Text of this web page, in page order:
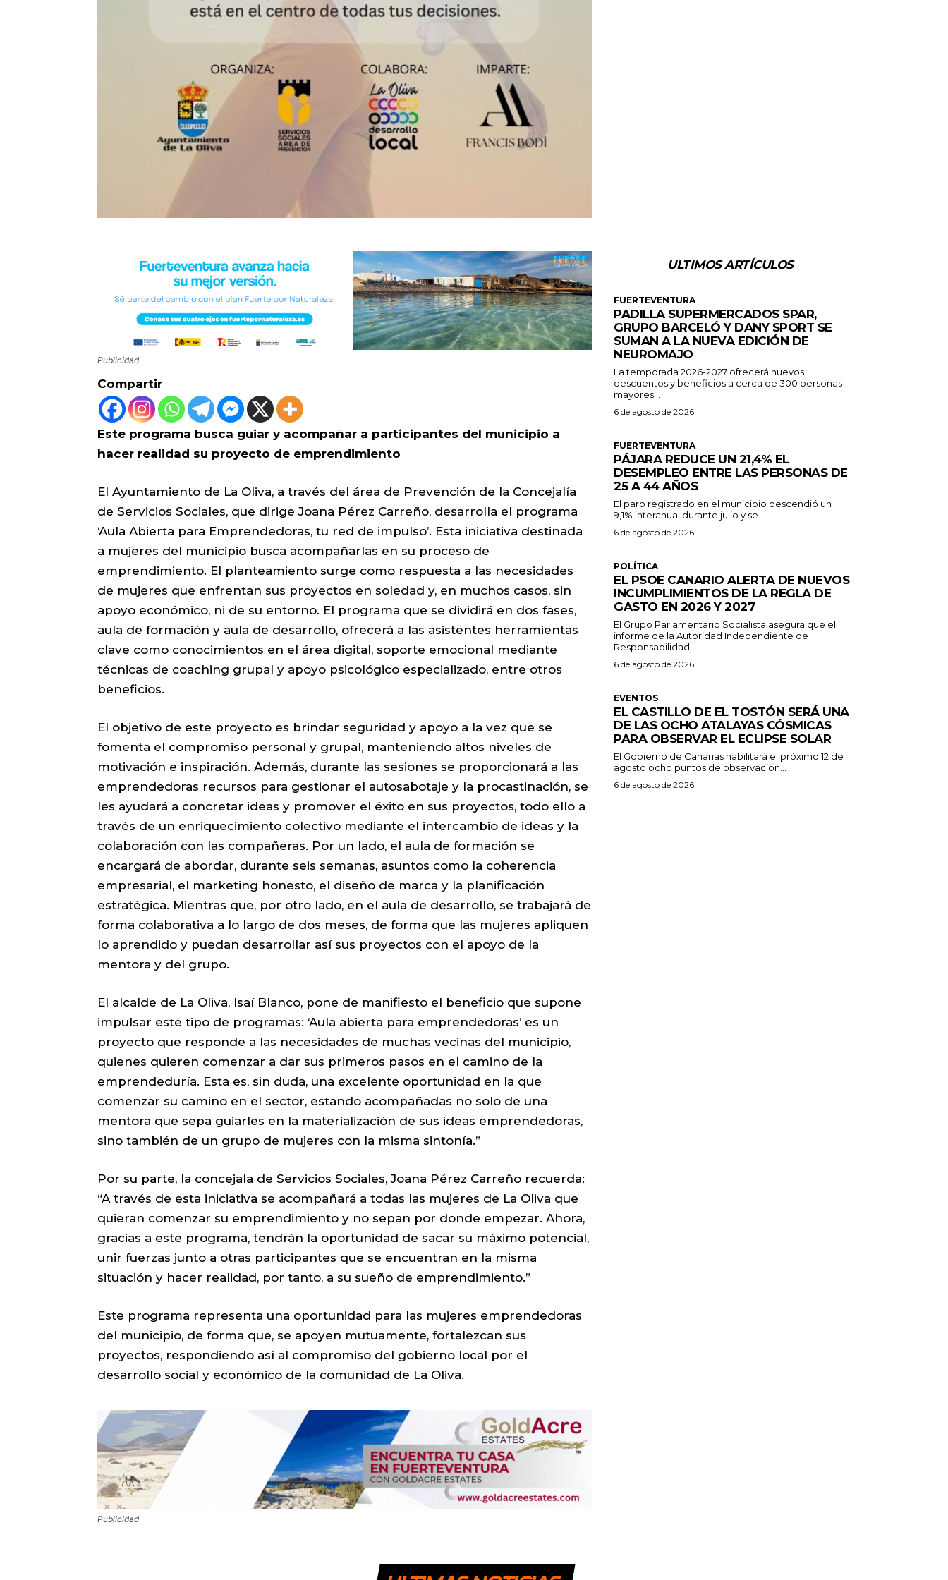
Publicidad
Compartir
Este programa busca guiar y acompañar a participantes del municipio a
hacer realidad su proyecto de emprendimiento
El Ayuntamiento de La Oliva, a través del área de Prevención de la Concejalía
de Servicios Sociales, que dirige Joana Pérez Carreño, desarrolla el programa
‘Aula Abierta para Emprendedoras, tu red de impulso’. Esta iniciativa destinada
a mujeres del municipio busca acompañarlas en su proceso de
emprendimiento. El planteamiento surge como respuesta a las necesidades
de mujeres que enfrentan sus proyectos en soledad y, en muchos casos, sin
apoyo económico, ni de su entorno. El programa que se dividirá en dos fases,
aula de formación y aula de desarrollo, ofrecerá a las asistentes herramientas
clave como conocimientos en el área digital, soporte emocional mediante
técnicas de coaching grupal y apoyo psicológico especializado, entre otros
beneficios.
El objetivo de este proyecto es brindar seguridad y apoyo a la vez que se
fomenta el compromiso personal y grupal, manteniendo altos niveles de
motivación e inspiración. Además, durante las sesiones se proporcionará a las
emprendedoras recursos para gestionar el autosabotaje y la procastinación, se
les ayudará a concretar ideas y promover el éxito en sus proyectos, todo ello a
través de un enriquecimiento colectivo mediante el intercambio de ideas y la
colaboración con las compañeras. Por un lado, el aula de formación se
encargará de abordar, durante seis semanas, asuntos como la coherencia
empresarial, el marketing honesto, el diseño de marca y la planificación
estratégica. Mientras que, por otro lado, en el aula de desarrollo, se trabajará de
forma colaborativa a lo largo de dos meses, de forma que las mujeres apliquen
lo aprendido y puedan desarrollar así sus proyectos con el apoyo de la
mentora y del grupo.
El alcalde de La Oliva, Isaí Blanco, pone de manifiesto el beneficio que supone
impulsar este tipo de programas: ‘Aula abierta para emprendedoras’ es un
proyecto que responde a las necesidades de muchas vecinas del municipio,
quienes quieren comenzar a dar sus primeros pasos en el camino de la
emprendeduría. Esta es, sin duda, una excelente oportunidad en la que
comenzar su camino en el sector, estando acompañadas no solo de una
mentora que sepa guiarles en la materialización de sus ideas emprendedoras,
sino también de un grupo de mujeres con la misma sintonía.”
Por su parte, la concejala de Servicios Sociales, Joana Pérez Carreño recuerda:
“A través de esta iniciativa se acompañará a todas las mujeres de La Oliva que
quieran comenzar su emprendimiento y no sepan por donde empezar. Ahora,
gracias a este programa, tendrán la oportunidad de sacar su máximo potencial,
unir fuerzas junto a otras participantes que se encuentran en la misma
situación y hacer realidad, por tanto, a su sueño de emprendimiento.”
Este programa representa una oportunidad para las mujeres emprendedoras
del municipio, de forma que, se apoyen mutuamente, fortalezcan sus
proyectos, respondiendo así al compromiso del gobierno local por el
desarrollo social y económico de la comunidad de La Oliva.
Publicidad
ULTIMOS ARTÍCULOS
FUERTEVENTURA
PADILLA SUPERMERCADOS SPAR,
GRUPO BARCELÓ Y DANY SPORT SE
SUMAN A LA NUEVA EDICIÓN DE
NEUROMAJO
La temporada 2026-2027 ofrecerá nuevos
descuentos y beneficios a cerca de 300 personas
mayores...
6 de agosto de 2026
FUERTEVENTURA
PÁJARA REDUCE UN 21,4% EL
DESEMPLEO ENTRE LAS PERSONAS DE
25 A 44 AÑOS
El paro registrado en el municipio descendió un
9,1% interanual durante julio y se...
6 de agosto de 2026
POLÍTICA
EL PSOE CANARIO ALERTA DE NUEVOS
INCUMPLIMIENTOS DE LA REGLA DE
GASTO EN 2026 Y 2027
El Grupo Parlamentario Socialista asegura que el
informe de la Autoridad Independiente de
Responsabilidad...
6 de agosto de 2026
EVENTOS
EL CASTILLO DE EL TOSTÓN SERÁ UNA
DE LAS OCHO ATALAYAS CÓSMICAS
PARA OBSERVAR EL ECLIPSE SOLAR
El Gobierno de Canarias habilitará el próximo 12 de
agosto ocho puntos de observación...
6 de agosto de 2026